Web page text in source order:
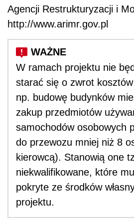
Agencji Restrukturyzacji i
http://www.arimr.gov.pl
W ramach projektu nie
starać się o zwrot
np. budowę budynków
zakup przedmiotów
samochodów osobowych
do przewozu mniej niż 8
kierowcą). Stanowią one
niekwalifikowane, które
pokryte ze środków
projektu.